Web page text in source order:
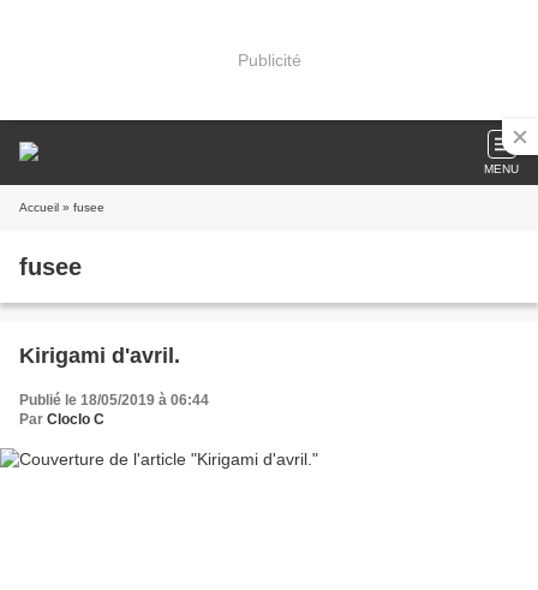
Publicité
MENU
Accueil » fusee
fusee
Kirigami d'avril.
Publié le 18/05/2019 à 06:44
Par Cloclo C